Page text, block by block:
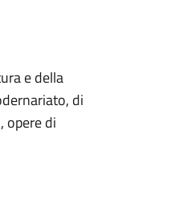
e della
di
opere di